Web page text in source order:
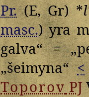
Pr.(E, Gr) *
masc.) yra
galva“ =
„šeimyna“<
ToporovPJ